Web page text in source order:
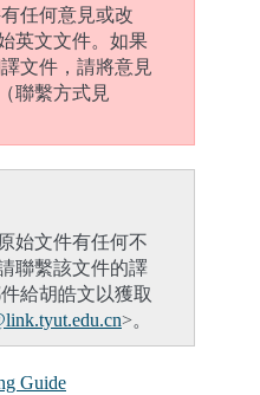
任何意見或改
英文文件。如果
文件，請將意見
聯繫方式見
始文件有任何不
聯繫該文件的譯
給胡皓文以獲取
link.tyut.edu.cn>。
Guide